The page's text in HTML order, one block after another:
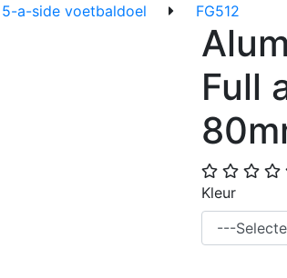
5-a-side voetbaldoel FG512
Full
Kleur